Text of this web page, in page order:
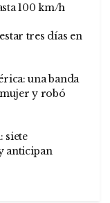
100 km/h
tres días en
una banda
mujer y robó
siete
anticipan